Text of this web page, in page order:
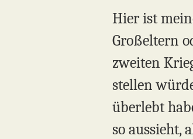
Hier ist
Großeltern
zweiten
stellen
überlebt
so aussieht,